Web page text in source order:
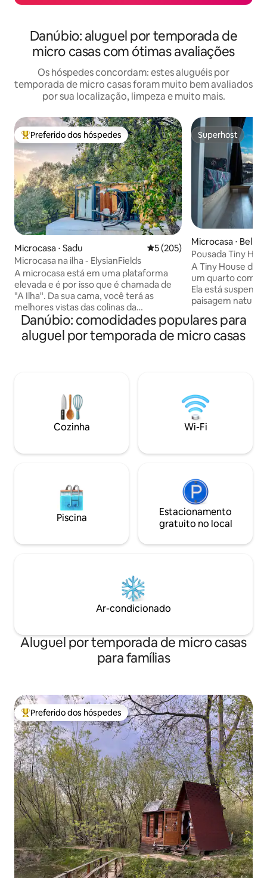
Danúbio: aluguel por temporada de
micro casas com ótimas avaliações
Os hóspedes concordam: estes aluguéis por
temporada de micro casas foram muito bem avaliados
por sua localização, limpeza e muito mais.
Entre os melhores preferidos dos hóspedes
Preferido dos hóspedes
Microcasa ⋅ Sadu 5 de uma avaliação média de
5 (205)
Microcasa na ilha - ElysianFields
A microcasa está em uma plataforma
elevada e é por isso que é chamada de
"A Ilha". Da sua cama, você terá as
melhores vistas das colinas da
Transilvânia. Dentro do pequeno você
vai ver que tem muito a oferecer! Uma
cozinha totalmente equipada para fazer
uma pequena área de estar e uma
banheira de hidromassagem! Você
também pode usar nossas instalações
de grelha e fogueira. *Confira meus
Superhost
Superhost
Microcasa ⋅
Pousada Tiny
A Tiny House do
um quarto com
Ela está
paisagem
montanhas e
desfiladeiro do
janela de vidro
fi e TV de tela
encontra um
vista de 360°
Danúbio: comodidades populares para
aluguel por temporada de micro casas
Cozinha Wi-Fi
Piscina
Estacionamento
gratuito no local
Ar-condicionado
Aluguel por temporada de micro casas
para famílias
Entre os melhores preferidos dos hóspedes
Preferido dos hóspedes